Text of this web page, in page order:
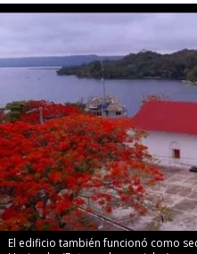
El edificio también funcionó como